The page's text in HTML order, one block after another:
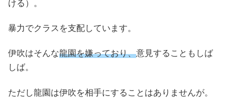
ける）。
暴力でクラスを支配しています。
伊吹はそんな龍園を嫌っており、意見することもしば
しば。
ただし龍園は伊吹を相手にすることはありませんが。